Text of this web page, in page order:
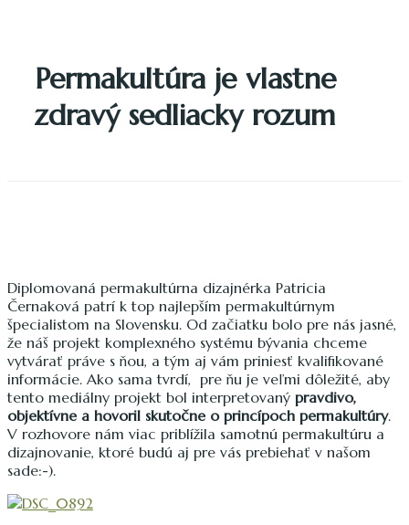
Permakultúra je vlastne
zdravý sedliacky rozum
Diplomovaná permakultúrna dizajnérka Patricia
Černaková patrí k top najlepším permakultúrnym
špecialistom na Slovensku. Od začiatku bolo pre nás jasné,
že náš projekt komplexného systému bývania chceme
vytvárať práve s ňou, a tým aj vám priniesť kvalifikované
informácie. Ako sama tvrdí, pre ňu je veľmi dôležité, aby
tento mediálny projekt bol interpretovaný pravdivo,
objektívne a hovoril skutočne o princípoch permakultúry.
V rozhovore nám viac priblížila samotnú permakultúru a
dizajnovanie, ktoré budú aj pre vás prebiehať v našom
sade:-).